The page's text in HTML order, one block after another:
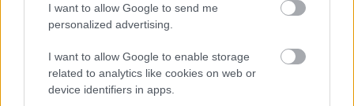
I want to allow Google to send me
personalized advertising.
I want to allow Google to enable storage
related to analytics like cookies on web or
device identifiers in apps.
Šīm 3 zodiaka zīmēm augusts būs īsts
murgs – esi gatavs jau tagad!
Ar šo zodiaka zīmju pārstāvjiem labāk
nestrīdēties: viņi vienmēr atradīs veidu,